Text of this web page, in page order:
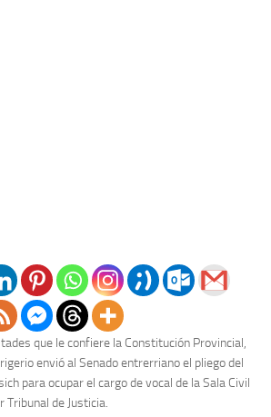
que le confiere la Constitución Provincial,
envió al Senado entrerriano el pliego del
para ocupar el cargo de vocal de la Sala Civil
Tribunal de Justicia.